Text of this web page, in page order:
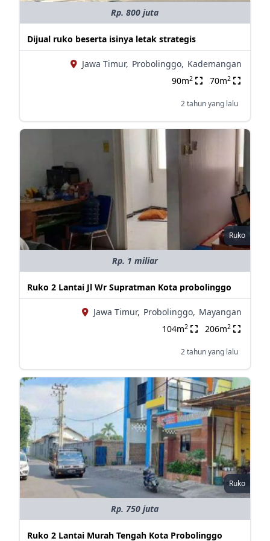
Rp. 800 juta
Dijual ruko beserta isinya letak strategis
Jawa Timur, Probolinggo, Kademangan
90m2 70m2
2 tahun yang lalu
Ruko
Rp. 1 miliar
Ruko 2 Lantai Jl Wr Supratman Kota probolinggo
Jawa Timur, Probolinggo, Mayangan
104m2 206m2
2 tahun yang lalu
Ruko
Rp. 750 juta
Ruko 2 Lantai Murah Tengah Kota Probolinggo